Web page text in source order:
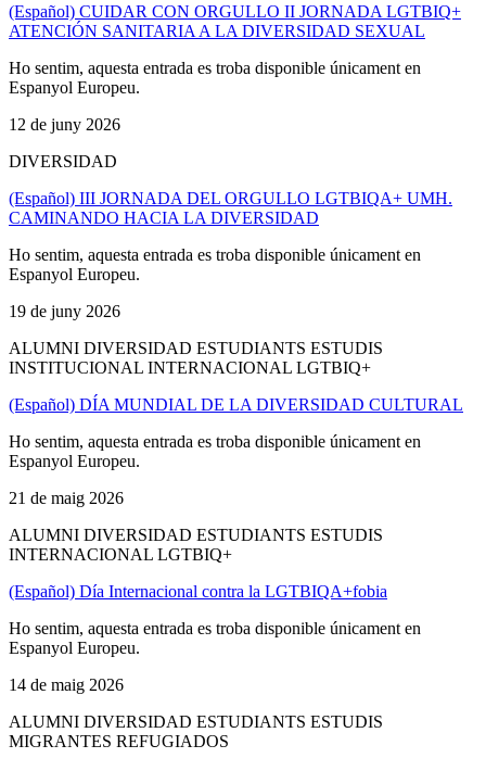
(Español) CUIDAR CON ORGULLO II JORNADA LGTBIQ+
ATENCIÓN SANITARIA A LA DIVERSIDAD SEXUAL
Ho sentim, aquesta entrada es troba disponible únicament en
Espanyol Europeu.
12 de juny 2026
DIVERSIDAD
(Español) III JORNADA DEL ORGULLO LGTBIQA+ UMH.
CAMINANDO HACIA LA DIVERSIDAD
Ho sentim, aquesta entrada es troba disponible únicament en
Espanyol Europeu.
19 de juny 2026
ALUMNI DIVERSIDAD ESTUDIANTS ESTUDIS
INSTITUCIONAL INTERNACIONAL LGTBIQ+
(Español) DÍA MUNDIAL DE LA DIVERSIDAD CULTURAL
Ho sentim, aquesta entrada es troba disponible únicament en
Espanyol Europeu.
21 de maig 2026
ALUMNI DIVERSIDAD ESTUDIANTS ESTUDIS
INTERNACIONAL LGTBIQ+
(Español) Día Internacional contra la LGTBIQA+fobia
Ho sentim, aquesta entrada es troba disponible únicament en
Espanyol Europeu.
14 de maig 2026
ALUMNI DIVERSIDAD ESTUDIANTS ESTUDIS
MIGRANTES REFUGIADOS